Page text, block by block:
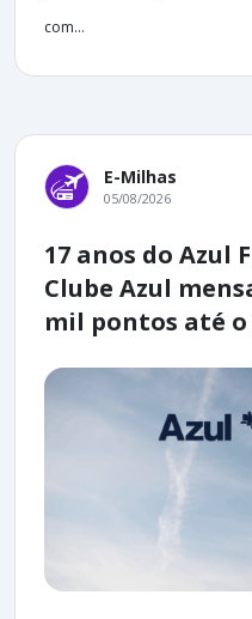
com...
E-Milhas
05/08/2026
17 anos do Azul
Clube Azul
mil pontos até